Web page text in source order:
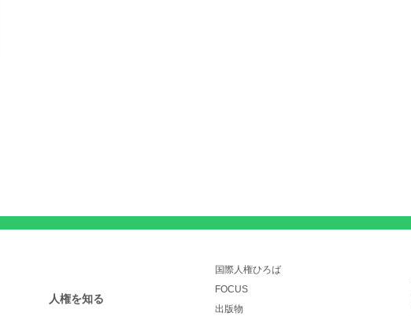
人権を知る
国際人権ひろば
FOCUS
出版物